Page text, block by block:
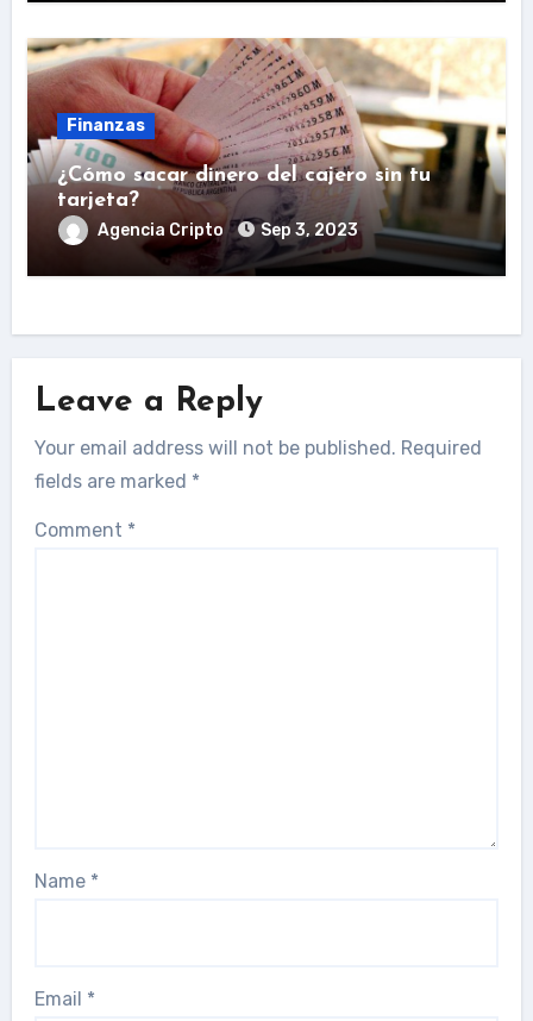
Finanzas
¿Cómo sacar dinero del cajero sin tu
tarjeta?
Agencia Cripto Sep 3, 2023
Leave a Reply
Your email address will not be published. Required
fields are marked *
Comment *
Name *
Email *